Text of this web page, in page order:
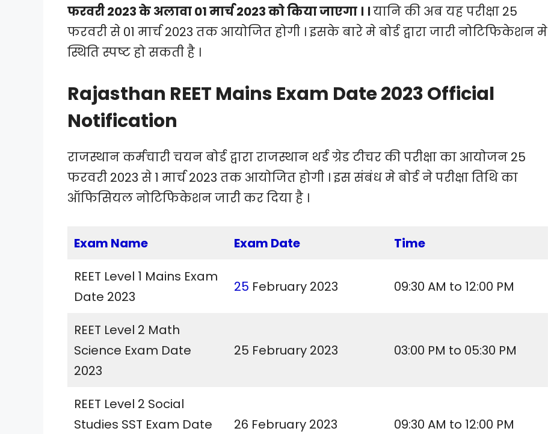
फरवरी 2023 के अलावा 01 मार्च 2023 को किया जाएगा । ।यानि की अब यह परीक्षा 25
फरवरी से 01 मार्च 2023 तक आयोजित होगी । इसके बारे मे बोर्ड द्वारा जारी नोटिफिकेशन मे
स्थिति स्पष्ट हो सकती है ।
Rajasthan REET Mains Exam Date 2023 Official
Notification
राजस्थान कर्मचारी चयन बोर्ड द्वारा राजस्थान थर्ड ग्रेड टीचर की परीक्षा का आयोजन 25
फरवरी 2023 से 1 मार्च 2023 तक आयोजित होगी । इस संबंध मे बोर्ड ने परीक्षा तिथि का
ऑफिसियल नोटिफिकेशन जारी कर दिया है ।
Exam Name Exam Date
Time
REET Level 1 Mains Exam
Date 2023
25 February 2023 09:30 AM to 12:00 PM
REET Level 2 Math
Science Exam Date
2023
25 February 2023 03:00 PM to 05:30 PM
REET Level 2 Social
Studies SST Exam Date
26 February 2023 09:30 AM to 12:00 PM